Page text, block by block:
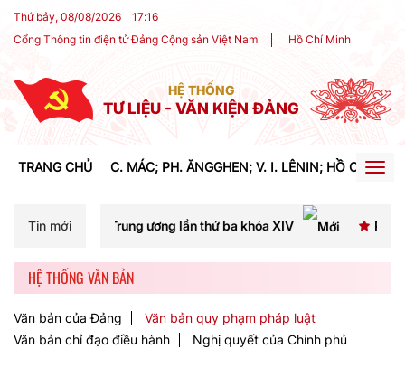
Thứ bảy, 08/08/2026 17:16
Cổng Thông tin điện tử Đảng Cộng sản Việt Nam
Hồ Chí Minh
HỆ THỐNG
TƯ LIỆU - VĂN KIỆN ĐẢNG
TRANG CHỦ C. MÁC; PH. ĂNGGHEN; V. I. LÊNIN; HỒ CHÍ
Tin mới
ương lần thứ ba khóa XIV Phát biểu của đồng chí
HỆ THỐNG VĂN BẢN
Văn bản của Đảng
Văn bản quy phạm pháp luật
Văn bản chỉ đạo điều hành
Nghị quyết của Chính phủ